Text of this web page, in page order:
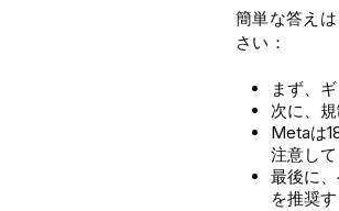
簡単な答え
さい：
まず、
次に、
Metaは
注意し
最後に
を推奨